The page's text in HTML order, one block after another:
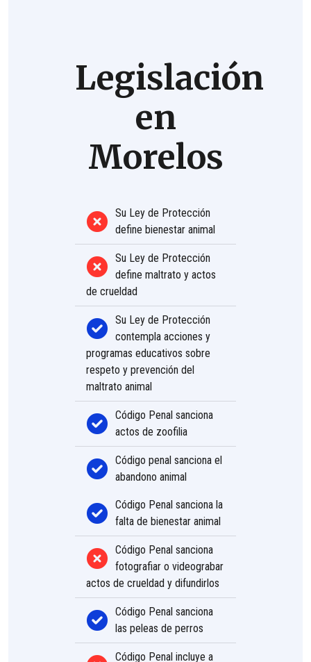
Legislación
en
Morelos
Su Ley de Protección
define bienestar animal
Su Ley de Protección
define maltrato y actos
de crueldad
Su Ley de Protección
contempla acciones y
programas educativos sobre
respeto y prevención del
maltrato animal
Código Penal sanciona
actos de zoofilia
Código penal sanciona el
abandono animal
Código Penal sanciona la
falta de bienestar animal
Código Penal sanciona
fotografiar o videograbar
actos de crueldad y difundirlos
Código Penal sanciona
las peleas de perros
Código Penal incluye a